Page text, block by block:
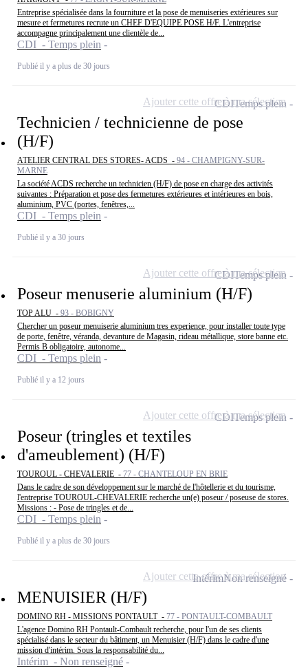
Entreprise spécialisée dans la fourniture et la pose de menuiseries extérieures sur
mesure et fermetures recrute un CHEF D'EQUIPE POSE H/F. L'entreprise
accompagne principalement une clientèle de...
CDI - Temps plein
Publié il y a plus de 30 jours
Technicien / technicienne de pose
(H/F)
ATELIER CENTRAL DES STORES- ACDS - 94 - CHAMPIGNY-SUR-
MARNE
La société ACDS recherche un technicien (H/F) de pose en charge des activités
suivantes : Préparation et pose des fermetures extérieures et intérieures en bois,
aluminium, PVC (portes, fenêtres,...
CDI - Temps plein
Publié il y a 30 jours
CDITemps plein
Ajouter cette offre à ma sélection
Poseur menuserie aluminium (H/F)
TOP ALU - 93 - BOBIGNY
Chercher un poseur menuiserie aluminium tres experience, pour installer toute type
de porte, fenêtre, véranda, devanture de Magasin, rideau métallique, store banne etc.
Permis B obligatoire, autonome...
CDI - Temps plein
Publié il y a 12 jours
CDITemps plein
Ajouter cette offre à ma sélection
Poseur (tringles et textiles
d'ameublement) (H/F)
TOUROUL - CHEVALERIE - 77 - CHANTELOUP EN BRIE
Dans le cadre de son développement sur le marché de l'hôtellerie et du tourisme,
l'entreprise TOUROUL-CHEVALERIE recherche un(e) poseur / poseuse de stores.
Missions : - Pose de tringles et de...
CDI - Temps plein
Publié il y a plus de 30 jours
CDITemps plein
Ajouter cette offre à ma sélection
MENUISIER (H/F)
DOMINO RH - MISSIONS PONTAULT - 77 - PONTAULT-COMBAULT
L'agence Domino RH Pontault-Combault recherche, pour l'un de ses clients
spécialisé dans le secteur du bâtiment, un Menuisier (H/F) dans le cadre d'une
mission d'intérim. Sous la responsabilité du...
Intérim - Non renseigné
IntérimNon renseigné
Ajouter cette offre à ma sélection